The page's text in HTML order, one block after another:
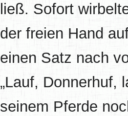
ließ. Sofort
der freien Hand
einen Satz nach
„Lauf, Donnerhuf,
seinem Pferde